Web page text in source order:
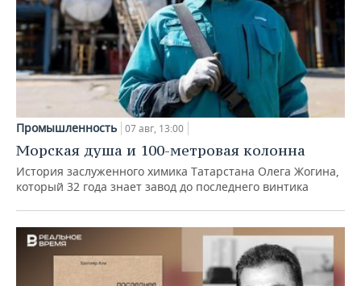
Промышленность 07 авг, 13:00
Морская душа и 100-метровая колонна
История заслуженного химика Татарстана Олега Жогина,
который 32 года знает завод до последнего винтика